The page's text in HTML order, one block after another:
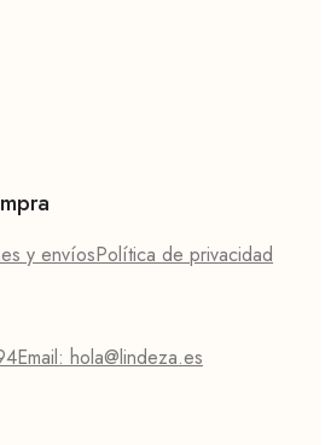
y envíosPolítica de privacidad
Email: hola@lindeza.es